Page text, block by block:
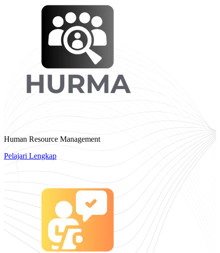
Human Resource Management
Pelajari Lengkap